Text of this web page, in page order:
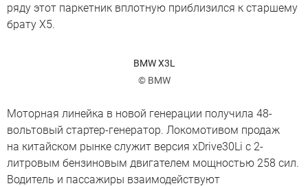
ряду этот паркетник вплотную приблизился к старшему
брату X5.
BMW X3L
© BMW
Моторная линейка в новой генерации получила 48-
вольтовый стартер-генератор. Локомотивом продаж
на китайском рынке служит версия xDrive30Li с 2-
литровым бензиновым двигателем мощностью 258 сил.
Водитель и пассажиры взаимодействуют